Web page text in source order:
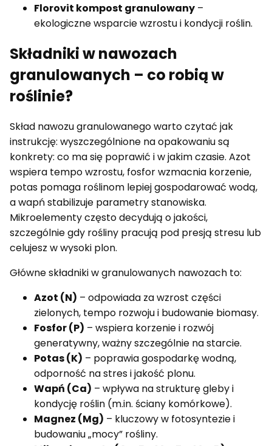
Florovit kompost granulowany –
ekologiczne wsparcie wzrostu i kondycji roślin.
Składniki w nawozach
granulowanych – co robią w
roślinie?
Skład nawozu granulowanego warto czytać jak
instrukcję: wyszczególnione na opakowaniu są
konkrety: co ma się poprawić i w jakim czasie. Azot
wspiera tempo wzrostu, fosfor wzmacnia korzenie,
potas pomaga roślinom lepiej gospodarować wodą,
a wapń stabilizuje parametry stanowiska.
Mikroelementy często decydują o jakości,
szczególnie gdy rośliny pracują pod presją stresu lub
celujesz w wysoki plon.
Główne składniki w granulowanych nawozach to:
Azot (N) – odpowiada za wzrost części
zielonych, tempo rozwoju i budowanie biomasy.
Fosfor (P) – wspiera korzenie i rozwój
generatywny, ważny szczególnie na starcie.
Potas (K) – poprawia gospodarkę wodną,
odporność na stres i jakość plonu.
Wapń (Ca) – wpływa na strukturę gleby i
kondycję roślin (m.in. ściany komórkowe).
Magnez (Mg) – kluczowy w fotosyntezie i
budowaniu „mocy” rośliny.